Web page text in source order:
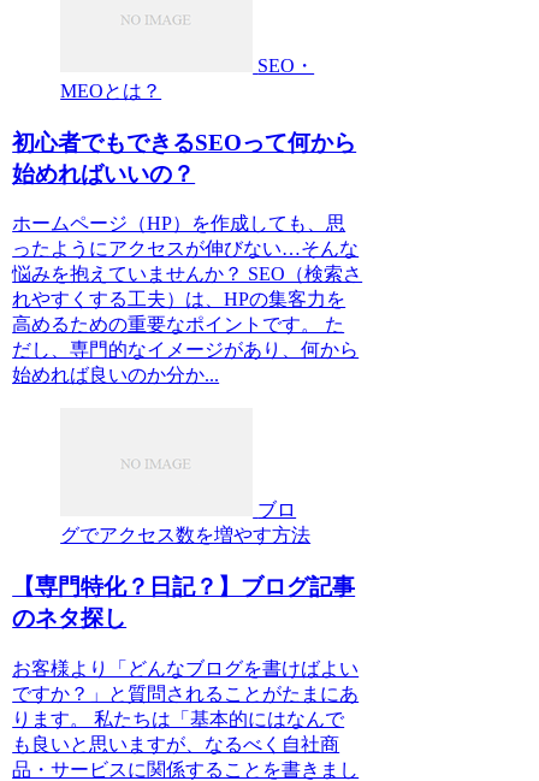
SEO・
MEOとは？
初心者でもできるSEOって何から
始めればいいの？
ホームページ（HP）を作成しても、思
ったようにアクセスが伸びない…そんな
悩みを抱えていませんか？ SEO（検索さ
れやすくする工夫）は、HPの集客力を
高めるための重要なポイントです。 た
だし、専門的なイメージがあり、何から
始めれば良いのか分か...
ブロ
グでアクセス数を増やす方法
【専門特化？日記？】ブログ記事
のネタ探し
お客様より「どんなブログを書けばよい
ですか？」と質問されることがたまにあ
ります。 私たちは「基本的にはなんで
も良いと思いますが、なるべく自社商
品・サービスに関係することを書きまし